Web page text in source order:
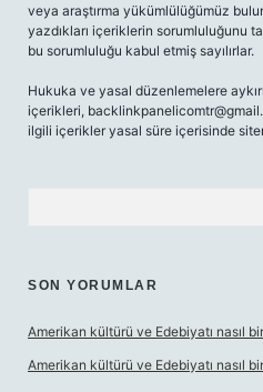
veya araştırma yükümlülüğümüz
yazdıkları içeriklerin sorumluluğunu
bu sorumluluğu kabul etmiş sayılırlar.
Hukuka ve yasal düzenlemelere
içerikleri,
ilgili içerikler yasal süre içerisinde
SON YORUMLAR
Amerikan kültürü ve Edebiyatı nasıl
Amerikan kültürü ve Edebiyatı nasıl